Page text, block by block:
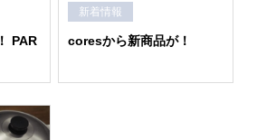
PAR
新着情報
coresから新商品が！